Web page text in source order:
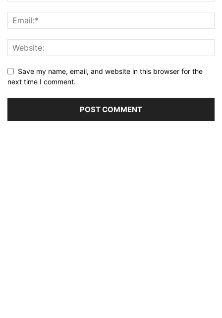
Save my name, email, and website in this browser for the
next time I comment.